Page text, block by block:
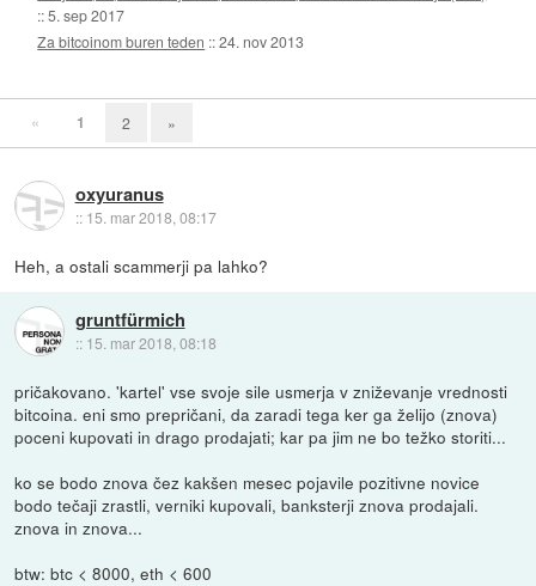
::5. sep 2017
Za bitcoinom buren teden ::24. nov 2013
« 1 2 »
oxyuranus
:: 15. mar 2018, 08:17
Heh, a ostali scammerji pa lahko?
gruntfürmich
:: 15. mar 2018, 08:18
pričakovano. 'kartel' vse svoje sile usmerja v zniževanje vrednosti
bitcoina. eni smo prepričani, da zaradi tega ker ga želijo (znova)
poceni kupovati in drago prodajati; kar pa jim ne bo težko storiti...
ko se bodo znova čez kakšen mesec pojavile pozitivne novice
bodo tečaji zrastli, verniki kupovali, banksterji znova prodajali.
znova in znova...
btw: btc < 8000, eth < 600